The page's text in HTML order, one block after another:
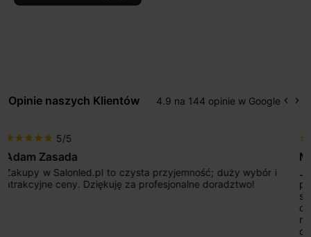
Opinie naszych Klientów 4.9 na 144 opinie w Google keyboard_arrow_left keyboard_arrow_right
starstarstarstarstar
Max777
Jestem bardzo zadowolony. Przede wszystkim od
początku uderzyło mnie profesjonalne podejście